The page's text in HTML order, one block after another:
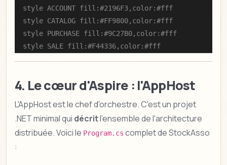
    style ACCOUNT fill:#2196F3,color:#fff
    style CATALOG fill:#FF9800,color:#fff
    style PURCHASE fill:#9C27B0,color:#fff
    style SALE fill:#F44336,color:#fff
4. Le cœur d'Aspire : l'AppHost
L'AppHost est le chef d'orchestre. C'est un projet
.NET minimal qui décritl'ensemble de l'architecture
distribuée. Voici le Program.cs complet de StockAsso
: